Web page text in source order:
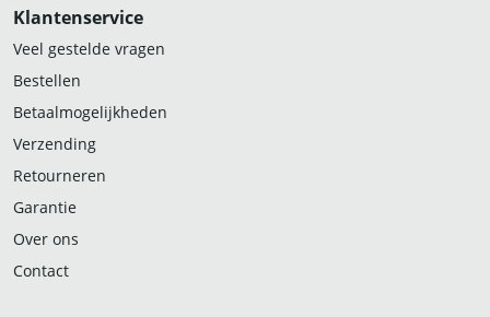
Klantenservice
Veel gestelde vragen
Bestellen
Betaalmogelijkheden
Verzending
Retourneren
Garantie
Over ons
Contact